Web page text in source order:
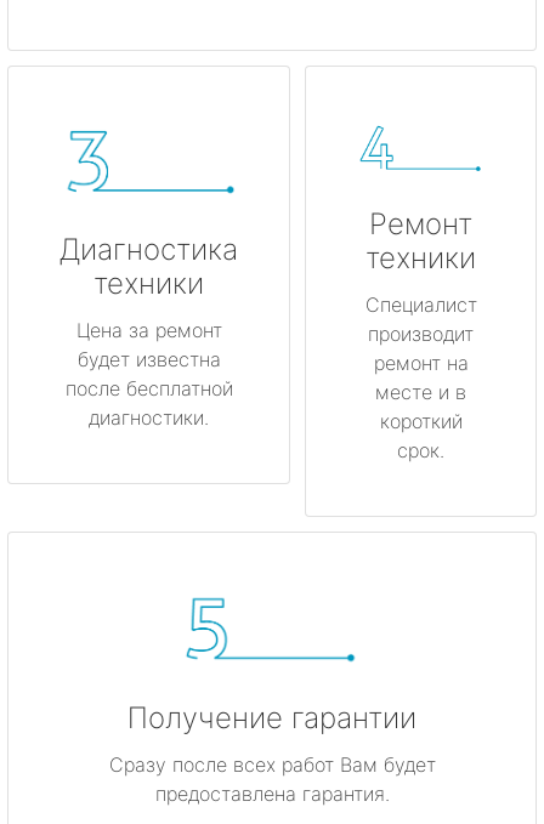
Диагностика
техники
Цена за ремонт
будет известна
после бесплатной
диагностики.
Ремонт
техники
Специалист
производит
ремонт на
месте и в
короткий
срок.
Получение гарантии
Сразу после всех работ Вам будет
предоставлена гарантия.